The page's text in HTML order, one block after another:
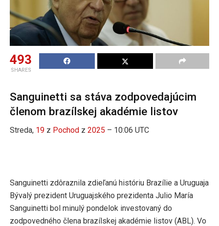
493
SHARES
Sanguinetti sa stáva zodpovedajúcim
členom brazílskej akadémie listov
Streda, 19 z Pochod z 2025 – 10:06 UTC
Sanguinetti zdôraznila zdieľanú históriu Brazílie a Uruguaja
Bývalý prezident Uruguajského prezidenta Julio María
Sanguinetti bol minulý pondelok investovaný do
zodpovedného člena brazílskej akadémie listov (ABL). Vo